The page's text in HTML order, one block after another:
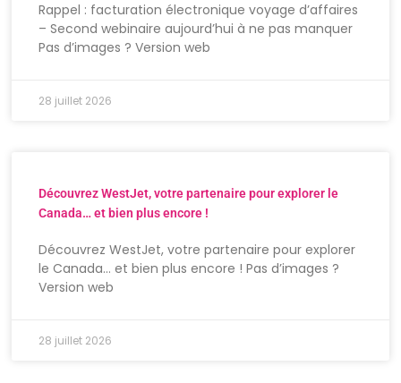
Rappel : facturation électronique voyage d’affaires
– Second webinaire aujourd’hui à ne pas manquer
Pas d’images ? Version web
28 juillet 2026
Découvrez WestJet, votre partenaire pour explorer le
Canada… et bien plus encore !
Découvrez WestJet, votre partenaire pour explorer
le Canada… et bien plus encore ! Pas d’images ?
Version web
28 juillet 2026